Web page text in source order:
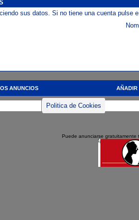
sus datos. Si no tiene una cuenta pulse
ANUNCIOS AÑADIR
Politica de Cookies
Puede anunciarse